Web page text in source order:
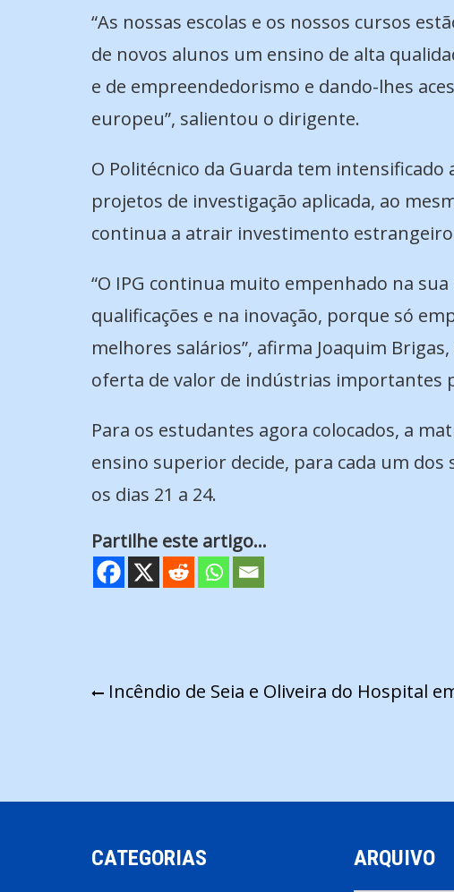
“As nossas escolas e os nossos cursos
de novos alunos um ensino de alta
e de empreendedorismo e dando-lhes
europeu”, salientou o dirigente.
O Politécnico da Guarda tem
projetos de investigação aplicada, ao
continua a atrair investimento
“O IPG continua muito empenhado na
qualificações e na inovação, porque só
melhores salários”, afirma Joaquim
oferta de valor de indústrias importantes
Para os estudantes agora colocados, a
ensino superior decide, para cada um
os dias 21 a 24.
Partilhe este artigo...
Navegação
Incêndio de Seia e Oliveira do Hospital
CATEGORIAS ARQUIVO